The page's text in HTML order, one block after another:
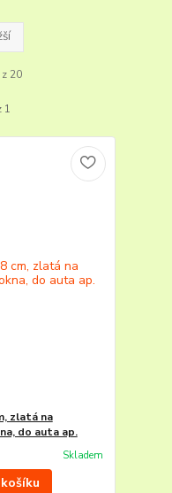
20
1
zlatá na
do auta ap.
Skladem